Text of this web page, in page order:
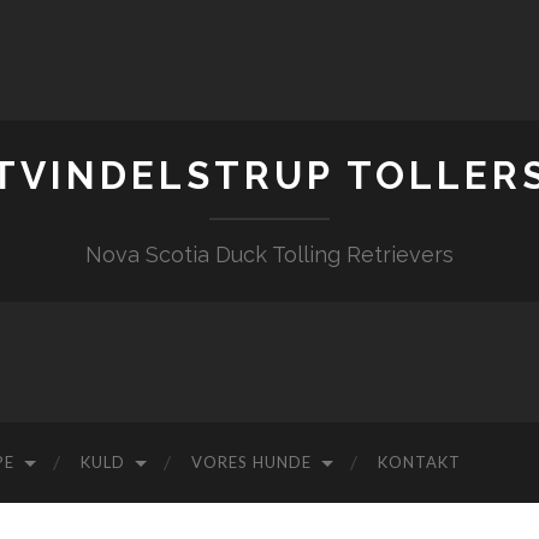
Nova Scotia Duck Tolling Retrievers
KULD VORES HUNDE KONTAKT